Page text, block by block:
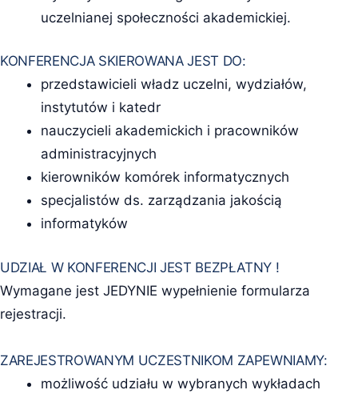
uczelnianej społeczności akademickiej.
KONFERENCJA SKIEROWANA JEST DO:
przedstawicieli władz uczelni, wydziałów,
instytutów i katedr
nauczycieli akademickich i pracowników
administracyjnych
kierowników komórek informatycznych
specjalistów ds. zarządzania jakością
informatyków
UDZIAŁ W KONFERENCJI JEST BEZPŁATNY !
Wymagane jest JEDYNIE wypełnienie formularza
rejestracji.
ZAREJESTROWANYM UCZESTNIKOM ZAPEWNIAMY:
możliwość udziału w wybranych wykładach